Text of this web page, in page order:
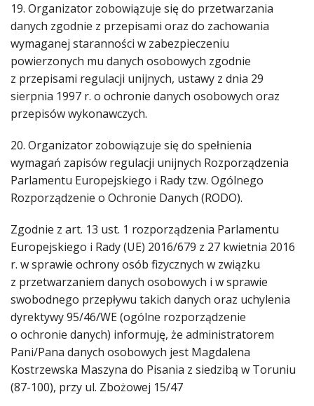
19. Organizator zobowiązuje się do przetwarzania
danych zgodnie z przepisami oraz do zachowania
wymaganej staranności w zabezpieczeniu
powierzonych mu danych osobowych zgodnie
z przepisami regulacji unijnych, ustawy z dnia 29
sierpnia 1997 r. o ochronie danych osobowych oraz
przepisów wykonawczych.
20. Organizator zobowiązuje się do spełnienia
wymagań zapisów regulacji unijnych Rozporządzenia
Parlamentu Europejskiego i Rady tzw. Ogólnego
Rozporządzenie o Ochronie Danych (RODO).
Zgodnie z art. 13 ust. 1 rozporządzenia Parlamentu
Europejskiego i Rady (UE) 2016/679 z 27 kwietnia 2016
r. w sprawie ochrony osób fizycznych w związku
z przetwarzaniem danych osobowych i w sprawie
swobodnego przepływu takich danych oraz uchylenia
dyrektywy 95/46/WE (ogólne rozporządzenie
o ochronie danych) informuję, że administratorem
Pani/Pana danych osobowych jest Magdalena
Kostrzewska Maszyna do Pisania z siedzibą w Toruniu
(87-100), przy ul. Zbożowej 15/47